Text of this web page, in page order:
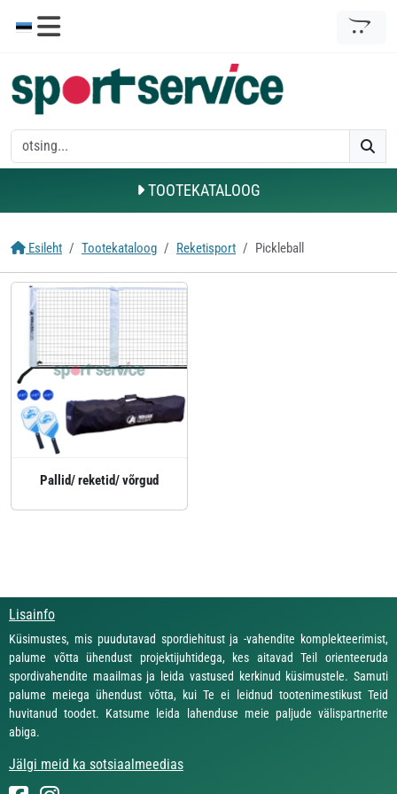
TOOTEKATALOOG
Esileht Tootekataloog Reketisport Pickleball
Pallid/ reketid/ võrgud
Lisainfo
Küsimustes, mis puudutavad spordiehitust ja -vahendite komplekteerimist,
palume võtta ühendust projektijuhtidega, kes aitavad Teil orienteeruda
spordivahendite maailmas ja leida vastused kerkinud küsimustele. Samuti
palume meiega ühendust võtta, kui Te ei leidnud tootenimestikust Teid
huvitanud toodet. Katsume leida lahenduse meie paljude välispartnerite
abiga.
Jälgi meid ka sotsiaalmeedias